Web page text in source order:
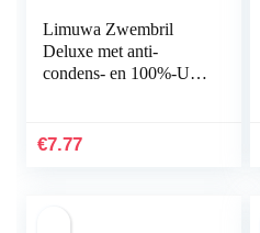
Limuwa Zwembril
Deluxe met anti-
condens- en 100%-UV-
€7.77